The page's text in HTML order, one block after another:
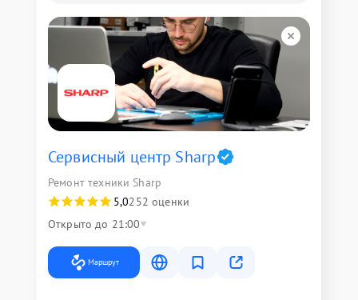
Сервисный центр Sharp
Ремонт техники Sharp
5,0252 оценки
Открыто до 21:00
Маршрут